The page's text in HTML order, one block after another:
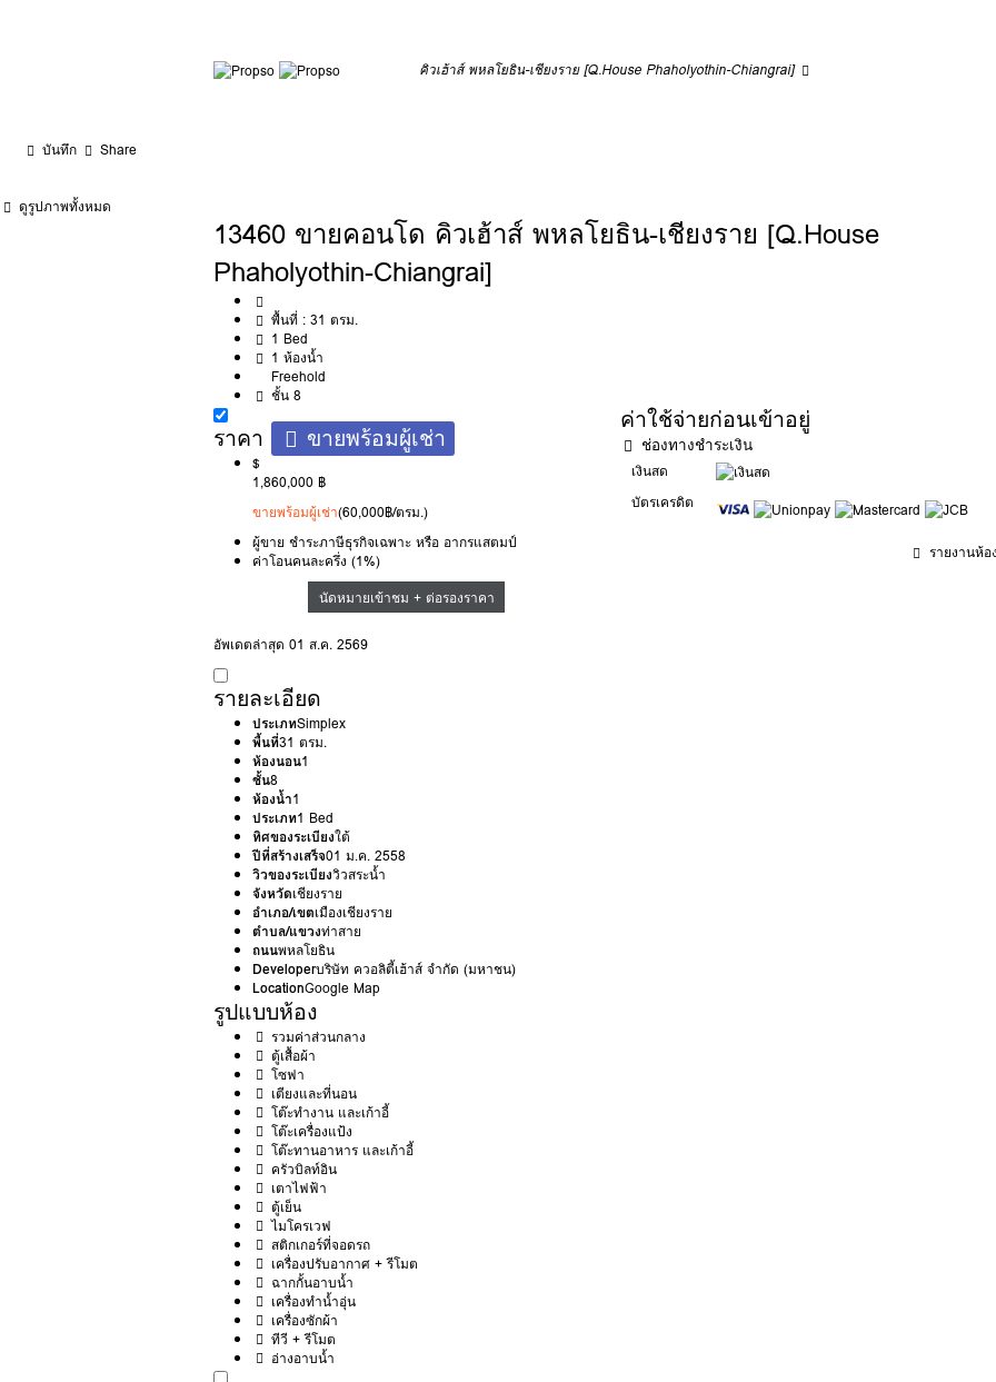
คิวเฮ้าส์ พหลโยธิน-เชียงราย [Q.House Phaholyothin-Chiangrai]
บันทึก Share
ดูรูปภาพทั้งหมด
13460 ขายคอนโด คิวเฮ้าส์ พหลโยธิน-เชียงราย [Q.House
Phaholyothin-Chiangrai]
พื้นที่ : 31 ตรม.
1 Bed
1 ห้องน้ำ
Freehold
ชั้น 8
ราคา ขายพร้อมผู้เช่า
$
1,860,000 ฿
ขายพร้อมผู้เช่า(60,000฿/ตรม.)
ผู้ขาย ชำระภาษีธุรกิจเฉพาะ หรือ อากรแสตมป์
ค่าโอนคนละครึ่ง (1%)
นัดหมายเข้าชม + ต่อรองราคา
ค่าใช้จ่ายก่อนเข้าอยู่
ช่องทางชำระเงิน
เงินสด
บัตรเครดิต
รายงานห้อ
อัพเดตล่าสุด 01 ส.ค. 2569
รายละเอียด
ประเภทSimplex
พื้นที่31 ตรม.
ห้องนอน1
ชั้น8
ห้องน้ำ1
ประเภท1 Bed
ทิศของระเบียงใต้
ปีที่สร้างเสร็จ01 ม.ค. 2558
วิวของระเบียงวิวสระน้ำ
จังหวัดเชียงราย
อำเภอ/เขตเมืองเชียงราย
ตำบล/แขวงท่าสาย
ถนนพหลโยธิน
Developerบริษัท ควอลิตี้เฮ้าส์ จำกัด (มหาชน)
LocationGoogle Map
รูปแบบห้อง
รวมค่าส่วนกลาง
ตู้เสื้อผ้า
โซฟา
เตียงและที่นอน
โต๊ะทำงาน และเก้าอี้
โต๊ะเครื่องแป้ง
โต๊ะทานอาหาร และเก้าอี้
ครัวบิลท์อิน
เตาไฟฟ้า
ตู้เย็น
ไมโครเวฟ
สติกเกอร์ที่จอดรถ
เครื่องปรับอากาศ + รีโมต
ฉากกั้นอาบน้ำ
เครื่องทำน้ำอุ่น
เครื่องซักผ้า
ทีวี + รีโมต
อ่างอาบน้ำ